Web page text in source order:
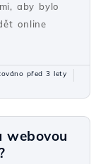
aby bylo
online
před 3 lety
webovou